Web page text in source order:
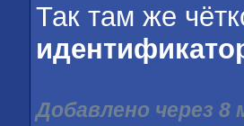
Так там же
Добавлено через 8